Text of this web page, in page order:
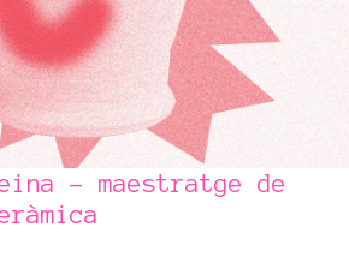
- maestratge de